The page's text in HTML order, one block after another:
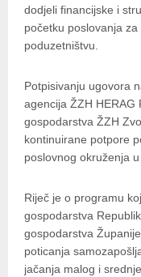
dodjeli financijske i
početku poslovanja
poduzetništvu.
Potpisivanju ugovora
agencija ŽZH HERAG
gospodarstva ŽZH
kontinuirane potpore
poslovnog okruženja
Riječ je o programu
gospodarstva
gospodarstva
poticanja
jačanja malog i